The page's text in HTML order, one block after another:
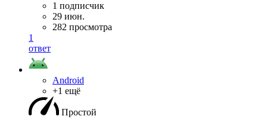
1 подписчик
29 июн.
282 просмотра
1
ответ
Android
+1 ещё
Простой